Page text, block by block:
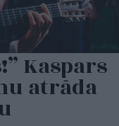
Kaspars
atrāda